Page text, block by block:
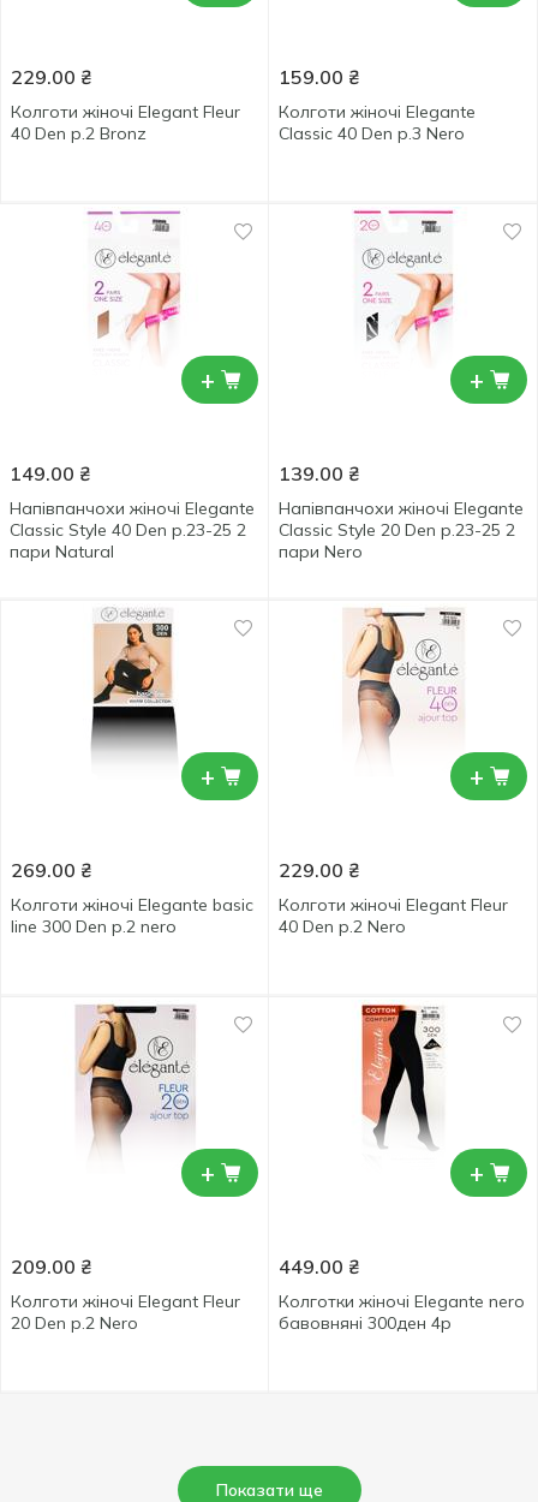
229.00 ₴
Колготи жіночі Elegant Fleur
40 Den р.2 Bronz
159.00 ₴
Колготи жіночі Elegante
Classic 40 Den р.3 Nero
+
149.00 ₴
Напівпанчохи жіночі Elegante
Classic Style 40 Den р.23-25 2
пари Natural
+
139.00 ₴
Напівпанчохи жіночі Elegante
Classic Style 20 Den р.23-25 2
пари Nero
+
269.00 ₴
Колготи жіночі Elegante basic
line 300 Den р.2 nero
+
229.00 ₴
Колготи жіночі Elegant Fleur
40 Den р.2 Nero
+
209.00 ₴
Колготи жіночі Elegant Fleur
20 Den р.2 Nero
+
449.00 ₴
Колготки жіночі Elegante nero
бавовняні 300ден 4р
Показати ще